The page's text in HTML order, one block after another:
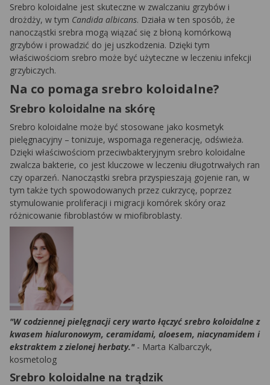
Srebro koloidalne jest skuteczne w zwalczaniu grzybów i
drożdży, w tym Candida albicans. Działa w ten sposób, że
nanocząstki srebra mogą wiązać się z błoną komórkową
grzybów i prowadzić do jej uszkodzenia. Dzięki tym
właściwościom srebro może być użyteczne w leczeniu infekcji
grzybiczych.
Na co pomaga srebro koloidalne?
Srebro koloidalne na skórę
Srebro koloidalne może być stosowane jako kosmetyk
pielęgnacyjny – tonizuje, wspomaga regenerację, odświeża.
Dzięki właściwościom przeciwbakteryjnym srebro koloidalne
zwalcza bakterie, co jest kluczowe w leczeniu długotrwałych ran
czy oparzeń. Nanocząstki srebra przyspieszają gojenie ran, w
tym także tych spowodowanych przez cukrzycę, poprzez
stymulowanie proliferacji i migracji komórek skóry oraz
różnicowanie fibroblastów w miofibroblasty.
"W codziennej pielęgnacji cery warto łączyć srebro koloidalne z
kwasem hialuronowym, ceramidami, aloesem, niacynamidem i
ekstraktem z zielonej herbaty."- Marta Kalbarczyk,
kosmetolog
Srebro koloidalne na trądzik